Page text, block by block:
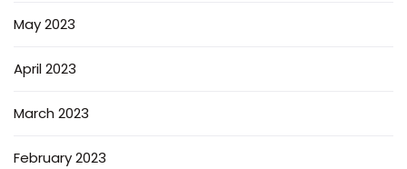
May 2023
April 2023
March 2023
February 2023